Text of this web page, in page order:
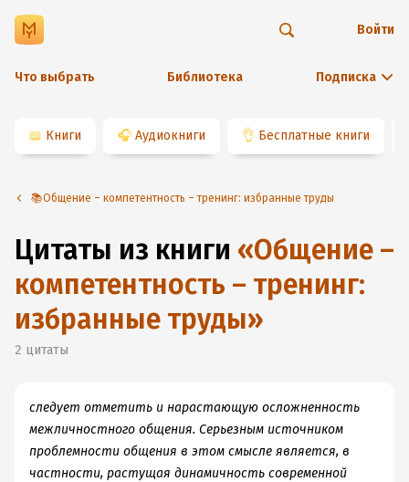
Что выбрать Библиотека Подписка
Войти
📖 Книги 🎧 Аудиокниги 👌 Бесплатные книги
📚Общение – компетентность – тренинг: избранные труды
Цитаты из книги «Общение –
компетентность – тренинг:
избранные труды»
2 цитаты
следует отметить и нарастающую осложненность
межличностного общения. Серьезным источником
проблемности общения в этом смысле является, в
частности, растущая динамичность современной